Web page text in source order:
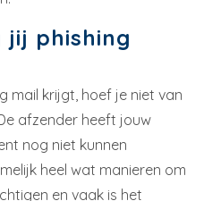
jij phishing
mail krijgt, hoef je niet van
afzender heeft jouw
nog niet kunnen
heel wat manieren om
en vaak is het